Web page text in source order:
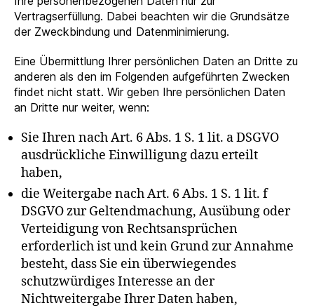
Vertragserfüllung. Dabei beachten wir die Grundsätze
der Zweckbindung und Datenminimierung.
Eine Übermittlung Ihrer persönlichen Daten an Dritte zu
anderen als den im Folgenden aufgeführten Zwecken
findet nicht statt. Wir geben Ihre persönlichen Daten
an Dritte nur weiter, wenn:
Sie Ihren nach Art. 6 Abs. 1 S. 1 lit. a DSGVO
ausdrückliche Einwilligung dazu erteilt
haben,
die Weitergabe nach Art. 6 Abs. 1 S. 1 lit. f
DSGVO zur Geltendmachung, Ausübung oder
Verteidigung von Rechtsansprüchen
erforderlich ist und kein Grund zur Annahme
besteht, dass Sie ein überwiegendes
schutzwürdiges Interesse an der
Nichtweitergabe Ihrer Daten haben,